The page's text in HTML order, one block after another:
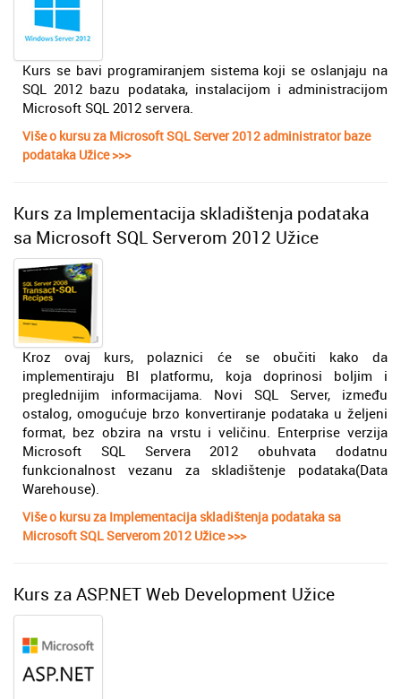
Kurs se bavi programiranjem sistema koji se oslanjaju na
SQL 2012 bazu podataka, instalacijom i administracijom
Microsoft SQL 2012 servera.
Više o kursu za Microsoft SQL Server 2012 administrator baze
podataka Užice >>>
Kurs za Implementacija skladištenja podataka
sa Microsoft SQL Serverom 2012 Užice
Kroz ovaj kurs, polaznici će se obučiti kako da
implementiraju BI platformu, koja doprinosi boljim i
preglednijim informacijama. Novi SQL Server, između
ostalog, omogućuje brzo konvertiranje podataka u željeni
format, bez obzira na vrstu i veličinu. Enterprise verzija
Microsoft SQL Servera 2012 obuhvata dodatnu
funkcionalnost vezanu za skladištenje podataka(Data
Warehouse).
Više o kursu za Implementacija skladištenja podataka sa
Microsoft SQL Serverom 2012 Užice >>>
Kurs za ASP.NET Web Development Užice